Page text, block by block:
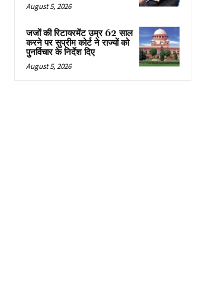
August 5, 2026
जजों की रिटायरमेंट उम्र 62 साल
करने पर सुप्रीम कोर्ट ने राज्यों को
पुनर्विचार के निर्देश दिए
August 5, 2026